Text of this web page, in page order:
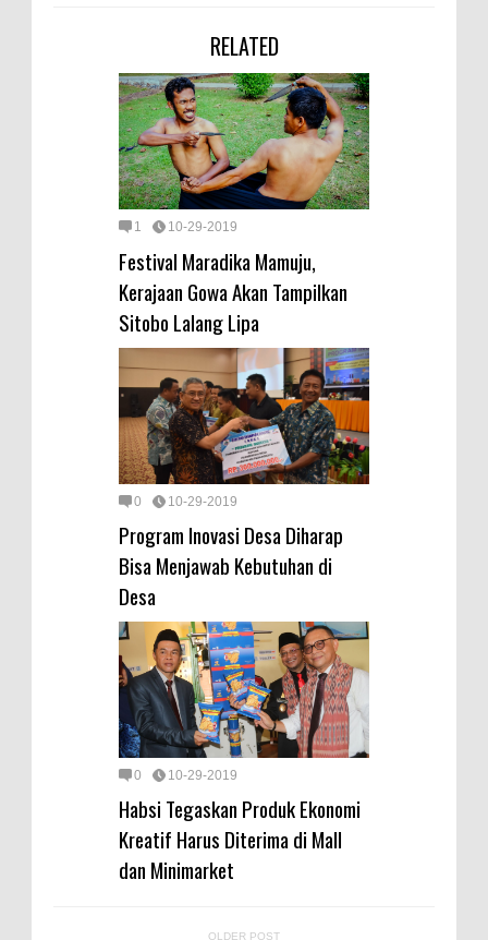
RELATED
1 10-29-2019
Festival Maradika Mamuju,
Kerajaan Gowa Akan Tampilkan
Sitobo Lalang Lipa
0 10-29-2019
Program Inovasi Desa Diharap
Bisa Menjawab Kebutuhan di
Desa
0 10-29-2019
Habsi Tegaskan Produk Ekonomi
Kreatif Harus Diterima di Mall
dan Minimarket
OLDER POST